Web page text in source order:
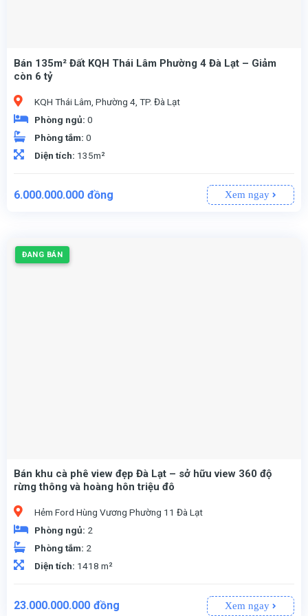
Bán 135m² Đất KQH Thái Lâm Phường 4 Đà Lạt – Giảm
còn 6 tỷ
KQH Thái Lâm, Phường 4, TP. Đà Lạt
Phòng ngủ: 0
Phòng tắm: 0
Diện tích: 135m²
Giá
6.000.000.000 đồng Xem ngay
ĐANG BÁN
Bán khu cà phê view đẹp Đà Lạt – sở hữu view 360 độ
rừng thông và hoàng hôn triệu đô
Hẻm Ford Hùng Vương Phường 11 Đà Lạt
Phòng ngủ: 2
Phòng tắm: 2
Diện tích: 1418 m²
23.000.000.000 đồng Xem ngay